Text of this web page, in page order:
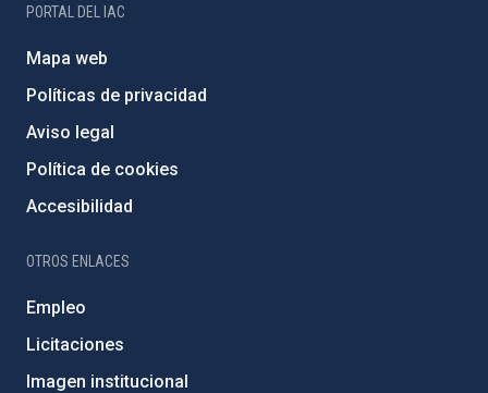
PORTAL DEL IAC
Mapa web
Políticas de privacidad
Aviso legal
Política de cookies
Accesibilidad
OTROS ENLACES
Empleo
Licitaciones
Imagen institucional